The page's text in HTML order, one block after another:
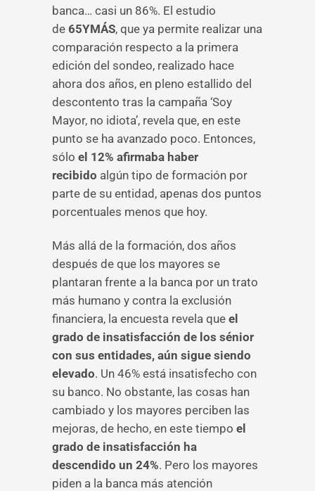
banca… casi un 86%. El estudio
de 65YMÁS, que ya permite realizar una
comparación respecto a la primera
edición del sondeo, realizado hace
ahora dos años, en pleno estallido del
descontento tras la campaña ‘Soy
Mayor, no idiota’, revela que, en este
punto se ha avanzado poco. Entonces,
sólo el 12% afirmaba haber
recibido algún tipo de formación por
parte de su entidad, apenas dos puntos
porcentuales menos que hoy.
Más allá de la formación, dos años
después de que los mayores se
plantaran frente a la banca por un trato
más humano y contra la exclusión
financiera, la encuesta revela que el
grado de insatisfacción de los sénior
con sus entidades, aún sigue siendo
elevado. Un 46% está insatisfecho con
su banco. No obstante, las cosas han
cambiado y los mayores perciben las
mejoras, de hecho, en este tiempo el
grado de insatisfacción ha
descendido un 24%. Pero los mayores
piden a la banca más atención